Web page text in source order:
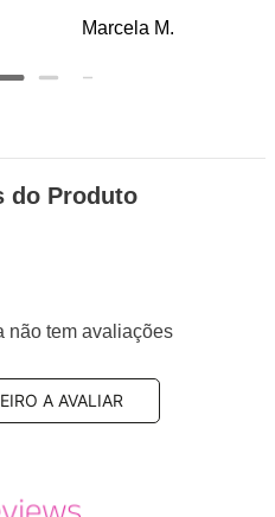
Marcela M.
do Produto
não tem avaliações
A AVALIAR